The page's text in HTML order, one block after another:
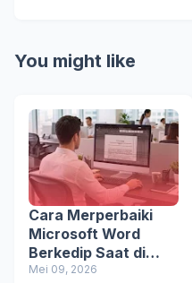
You might like
Cara Merperbaiki
Microsoft Word
Berkedip Saat di
Buka
Mei 09, 2026